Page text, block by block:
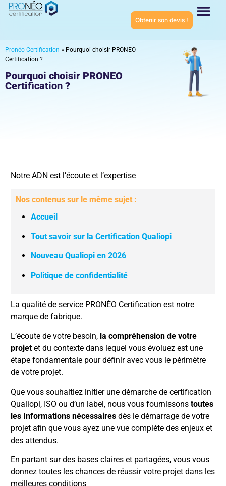
Obtenir son devis !
Pronéo Certification » Pourquoi choisir PRONEO
Certification ?
Pourquoi choisir PRONEO
Certification ?
Notre ADN est l’écoute et l’expertise
Nos contenus sur le même sujet :
Accueil
Tout savoir sur la Certification Qualiopi
Nouveau Qualiopi en 2026
Politique de confidentialité
La qualité de service PRONÉO Certification est notre
marque de fabrique.
L’écoute de votre besoin, la compréhension de votre
projetet du contexte dans lequel vous évoluez est une
étape fondamentale pour définir avec vous le périmètre
de votre projet.
Que vous souhaitiez initier une démarche de certification
Qualiopi, ISO ou d’un label, nous vous fournissons toutes
les Informations nécessairesdès le démarrage de votre
projet afin que vous ayez une vue complète des enjeux et
des attendus.
En partant sur des bases claires et partagées, vous vous
donnez toutes les chances de réussir votre projet dans les
meilleures conditions